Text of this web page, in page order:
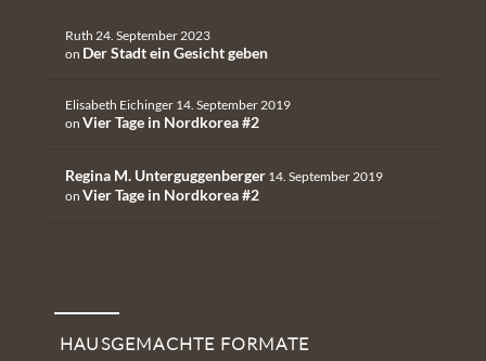
Ruth 24. September 2023
on Der Stadt ein Gesicht geben
Elisabeth Eichinger 14. September 2019
on Vier Tage in Nordkorea #2
Regina M. Unterguggenberger 14. September 2019
on Vier Tage in Nordkorea #2
Hausgemachte Formate
HAUSGEMACHTE FORMATE